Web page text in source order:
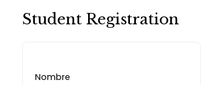
Student Registration
Nombre